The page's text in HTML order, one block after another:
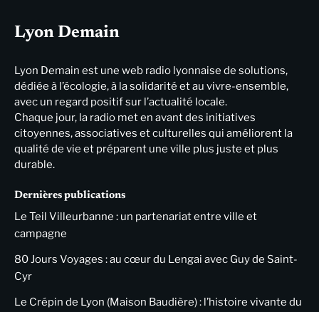
Lyon Demain
Lyon Demain est une web radio lyonnaise de solutions,
dédiée à l’écologie, à la solidarité et au vivre-ensemble,
avec un regard positif sur l’actualité locale.
Chaque jour, la radio met en avant des initiatives
citoyennes, associatives et culturelles qui améliorent la
qualité de vie et préparent une ville plus juste et plus
durable.
Dernières publications
Le Teil Villeurbanne : un partenariat entre ville et
campagne
80 Jours Voyages : au cœur du Lengai avec Guy de Saint-
Cyr
Le Crépin de Lyon (Maison Baudière) : l’histoire vivante du